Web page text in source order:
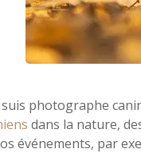
suis photographe
dans la nature,
événements, par